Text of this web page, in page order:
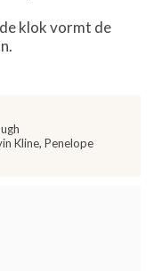
klok vormt de
Kline, Penelope